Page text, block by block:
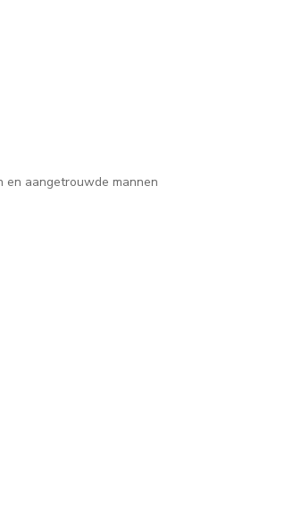
en aangetrouwde mannen